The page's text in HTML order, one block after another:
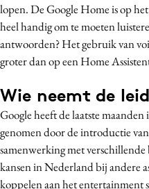
lopen. De Google Home is op
heel handig om te moeten
antwoorden? Het gebruik van
groter dan op een Home
Wie neemt de
Google heeft de laatste
genomen door de introductie
samenwerking met
kansen in Nederland bij andere
koppelen aan het entertainment